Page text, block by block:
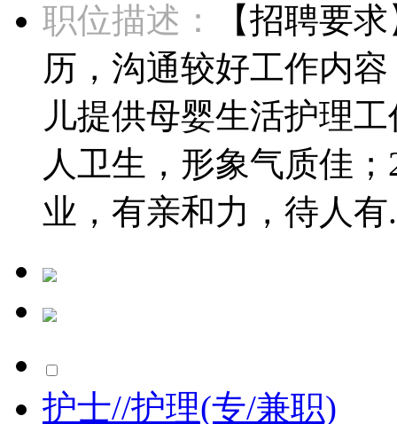
职位描述：
【招聘要
历，沟通较好工作内
儿提供母婴生活护理
人卫生，形象气质佳
业，有亲和力，待人有
护士//护理(专/兼职)